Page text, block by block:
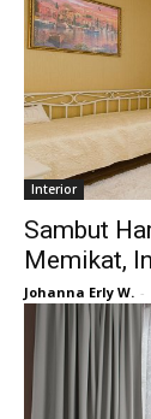
Interior
Sambut
Memikat,
Johanna Erly W. -